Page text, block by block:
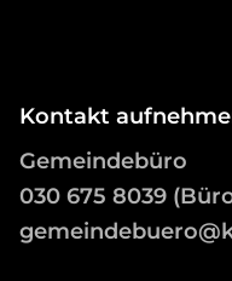
Kontakt
Gemeindebüro
030 675 8039